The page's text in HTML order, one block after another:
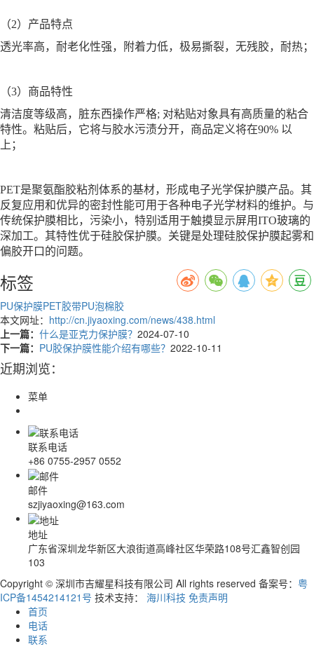
（2）产品特点
透光率高，耐老化性强，附着力低，极易撕裂，无残胶，耐热；
（3）商品特性
清洁度等级高，脏东西操作严格; 对粘贴对象具有高质量的粘合
特性。粘贴后，它将与胶水污渍分开，商品定义将在90% 以
上；
PET是聚氨酯胶粘剂体系的基材，形成电子光学保护膜产品。其
反复应用和优异的密封性能可用于各种电子光学材料的维护。与
传统保护膜相比，污染小，特别适用于触摸显示屏用ITO玻璃的
深加工。其特性优于硅胶保护膜。关键是处理硅胶保护膜起雾和
偏胶开口的问题。
标签
PU保护膜PET胶带PU泡棉胶
本文网址： http://cn.jiyaoxing.com/news/438.html
上一篇： 什么是亚克力保护膜？ 2024-07-10
下一篇： PU胶保护膜性能介绍有哪些？ 2022-10-11
近期浏览：
菜单
联系电话
+86 0755-2957 0552
邮件
szjiyaoxing@163.com
地址
广东省深圳龙华新区大浪街道高峰社区华荣路108号汇鑫智创园
103
Copyright © 深圳市吉耀星科技有限公司 All rights reserved 备案号： 粤
ICP备1454214121号 技术支持： 海川科技 免责声明
首页
电话
联系